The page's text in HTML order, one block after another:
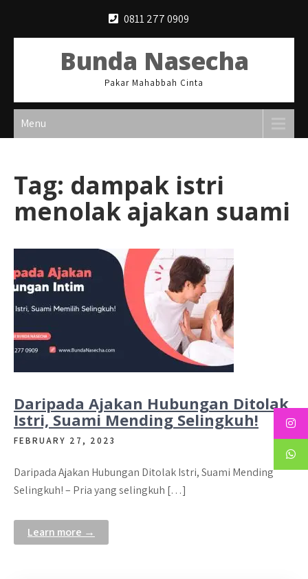
0811 277 0909
Bunda Nasecha
Pakar Mahabbah Cinta
Menu
Tag: dampak istri
menolak ajakan suami
Daripada Ajakan Hubungan Ditolak
Istri, Suami Mending Selingkuh!
FEBRUARY 27, 2023
Daripada Ajakan Hubungan Ditolak Istri, Suami Mending
Selingkuh! – Pria yang selingkuh […]
Learn more →